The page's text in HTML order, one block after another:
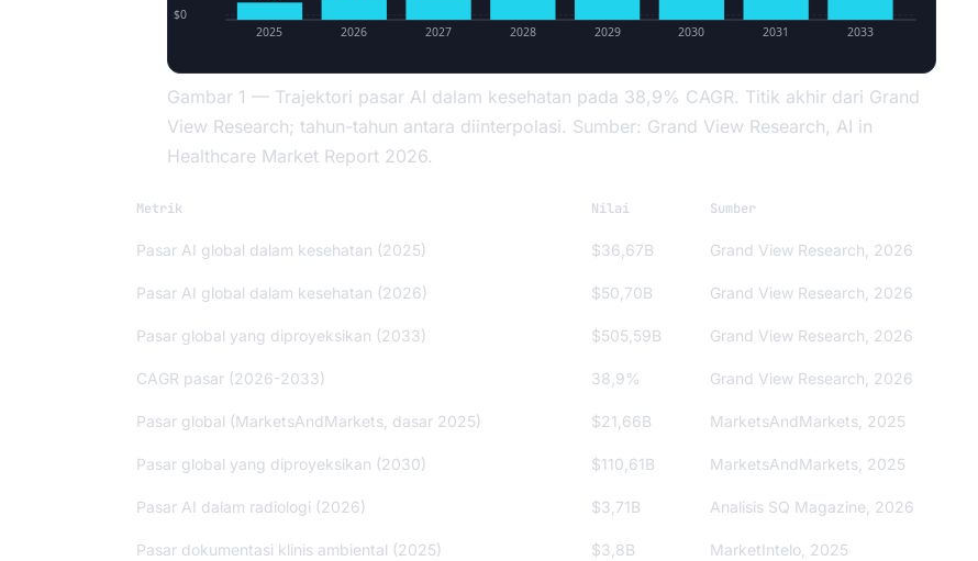
$0
2025 2026 2027 2028 2029 2030 2031 2033
Gambar 1 — Trajektori pasar AI dalam kesehatan pada 38,9% CAGR. Titik akhir dari Grand
View Research; tahun-tahun antara diinterpolasi. Sumber: Grand View Research, AI in
Healthcare Market Report 2026.
Metrik Nilai Sumber
Pasar AI global dalam kesehatan (2025) $36,67B Grand View Research, 2026
Pasar AI global dalam kesehatan (2026) $50,70B Grand View Research, 2026
Pasar global yang diproyeksikan (2033) $505,59B Grand View Research, 2026
CAGR pasar (2026-2033) 38,9% Grand View Research, 2026
Pasar global (MarketsAndMarkets, dasar 2025) $21,66B MarketsAndMarkets, 2025
Pasar global yang diproyeksikan (2030) $110,61B MarketsAndMarkets, 2025
Pasar AI dalam radiologi (2026) $3,71B Analisis SQ Magazine, 2026
Pasar dokumentasi klinis ambiental (2025) $3,8B MarketIntelo, 2025